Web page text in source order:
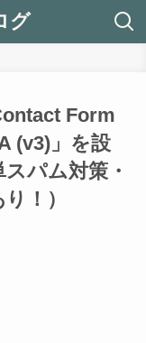
グ
Form
(v3)」を設
パム対策・
！）